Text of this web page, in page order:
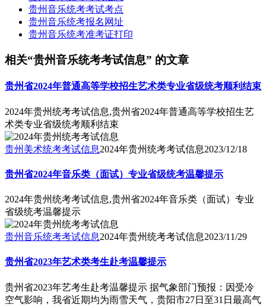
贵州音乐统考考试考点
贵州音乐统考报名网址
贵州音乐统考准考证打印
相关“贵州音乐统考考试信息” 的文章
贵州省2024年普通高等学校招生艺术类专业省级统考顺利结束
2024年贵州统考考试信息,贵州省2024年普通高等学校招生艺
术类专业省级统考顺利结束
贵州美术统考考试信息2024年贵州统考考试信息2023/12/18
贵州省2024年音乐类（面试）专业省级统考温馨提示
2024年贵州统考考试信息,贵州省2024年音乐类（面试）专业
省级统考温馨提示
贵州音乐统考考试信息2024年贵州统考考试信息2023/11/29
贵州省2023年艺术类考生赴考温馨提示
贵州省2023年艺考生赴考温馨提示 据气象部门预报：因受冷
空气影响，我省近期均为雨雪天气，贵阳市27日至31日最高气